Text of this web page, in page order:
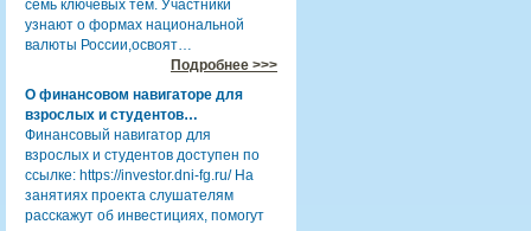
семь ключевых тем. Участники
узнают о формах национальной
валюты России,освоят…
Подробнее >>>
О финансовом навигаторе для
взрослых и студентов…
Финансовый навигатор для
взрослых и студентов доступен по
ссылке: https://investor.dni-fg.ru/ На
занятиях проекта слушателям
расскажут об инвестициях, помогут